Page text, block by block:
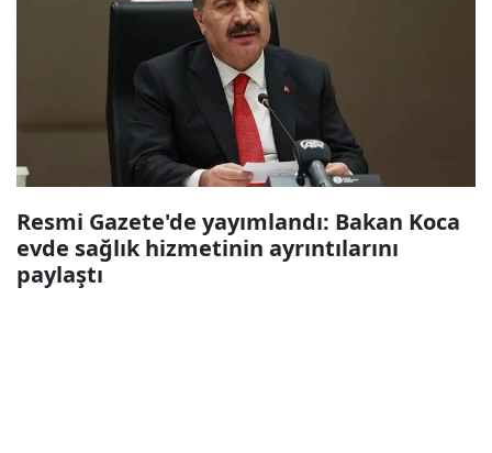
Resmi Gazete'de yayımlandı: Bakan Koca
evde sağlık hizmetinin ayrıntılarını
paylaştı